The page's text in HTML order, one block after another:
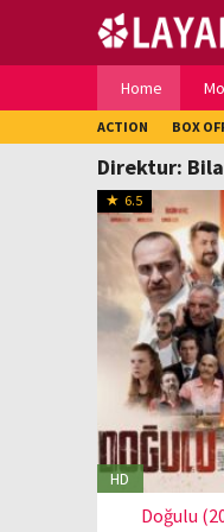
konten
Home
ACTION BOX
Direktur:
6.5
HD
Doğulu